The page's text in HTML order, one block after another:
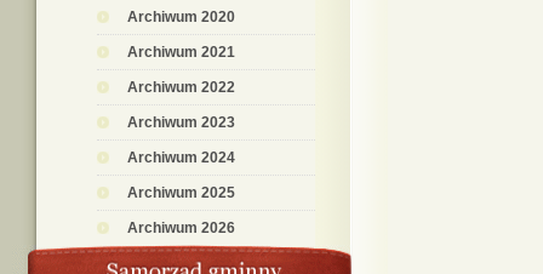
Archiwum 2020
Archiwum 2021
Archiwum 2022
Archiwum 2023
Archiwum 2024
Archiwum 2025
Archiwum 2026